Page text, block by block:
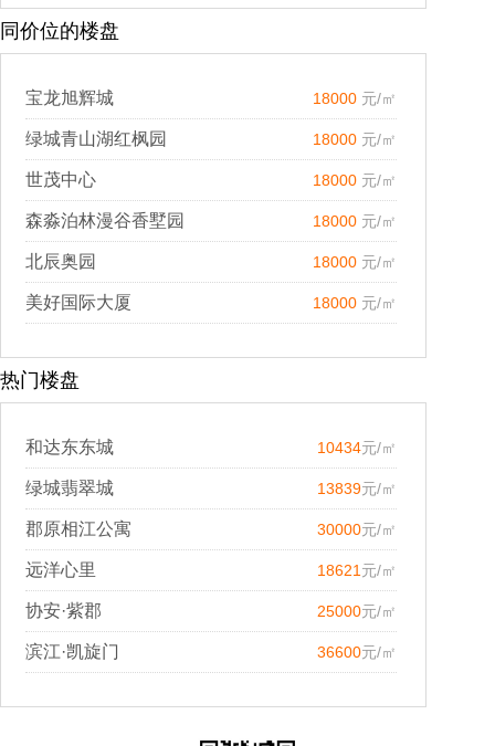
同价位的楼盘
宝龙旭辉城 18000 元/㎡
绿城青山湖红枫园 18000 元/㎡
世茂中心 18000 元/㎡
森淼泊林漫谷香墅园 18000 元/㎡
北辰奥园 18000 元/㎡
美好国际大厦 18000 元/㎡
热门楼盘
和达东东城 10434元/㎡
绿城翡翠城 13839元/㎡
郡原相江公寓 30000元/㎡
远洋心里 18621 元/㎡
协安·紫郡 25000元/㎡
滨江·凯旋门 36600元/㎡